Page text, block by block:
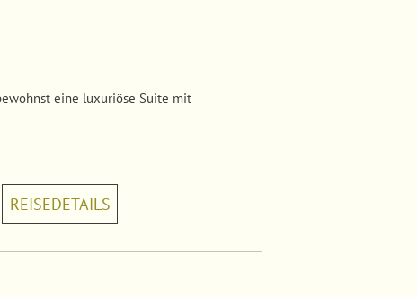
eine luxuriöse Suite mit
REISEDETAILS